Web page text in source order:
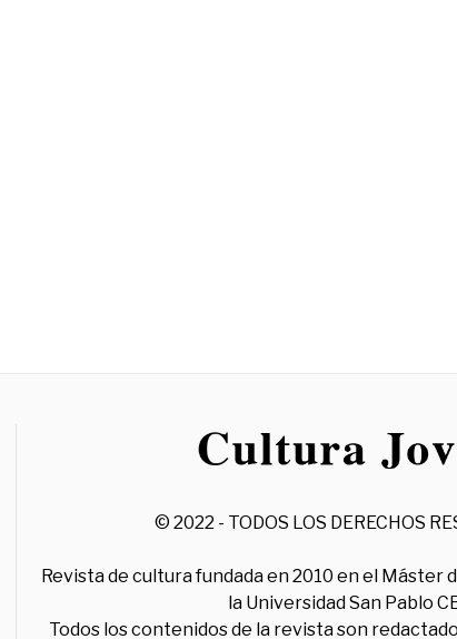
© 2022 - TODOS LOS DERECHOS
Revista de cultura fundada en 2010 en el Máster
la Universidad San Pablo
Todos los contenidos de la revista son